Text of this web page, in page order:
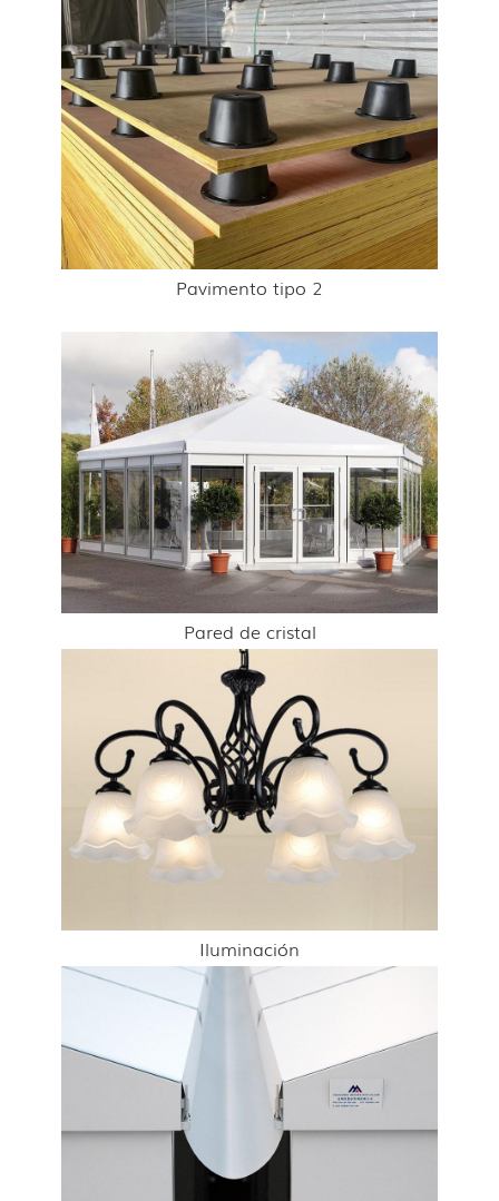
Pavimento tipo 2
Pared de cristal
Iluminación